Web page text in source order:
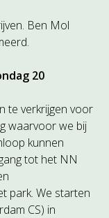
Ben Mol
20
te verkrijgen voor
waarvoor we bij
kunnen
tot het NN
park. We starten
CS) in